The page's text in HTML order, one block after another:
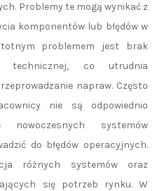
Problemy te mogą wynikać z
komponentów lub błędów w
problemem jest brak
technicznej, co utrudnia
napraw. Często
nie są odpowiednio
nowoczesnych systemów
do błędów operacyjnych.
różnych systemów oraz
się potrzeb rynku. W